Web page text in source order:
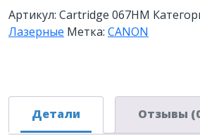
CANON
067
HM
SENSYS
LBP631/LBP633/MF651/MF655/
Артикул: Cartridge 067HM
Лазерные Метка: CANON
Детали Отзывы